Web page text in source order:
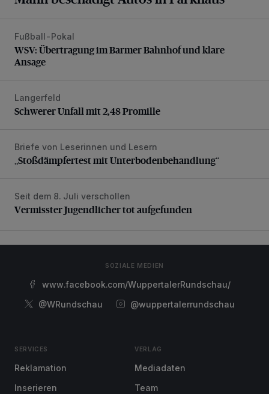
WSV: Übertragung im Barmer Bahnhof und klare Ansage
Fußball-Pokal
WSV: Übertragung im Barmer Bahnhof und klare
Ansage
Schwerer Unfall mit 2,48 Promille
Langerfeld
Schwerer Unfall mit 2,48 Promille
„Stoßdämpfertest mit Unterbodenbehandlung“
Briefe von Leserinnen und Lesern
„Stoßdämpfertest mit Unterbodenbehandlung“
Vermisster Jugendlicher tot aufgefunden
Seit dem 8. Juli verschollen
Vermisster Jugendlicher tot aufgefunden
SOZIALE MEDIEN
www.facebook.com/WuppertalerRundschau/
@WRundschau
@wuppertalerrundschau
SERVICES
Reklamation
Inserieren
VERLAG
Mediadaten
Team